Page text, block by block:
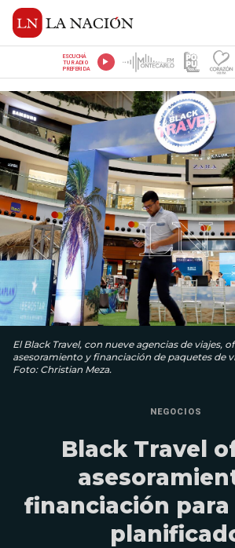
ESCUCHÁ
TU RADIO
PREFERIDA
El Black Travel, con nueve agencias de viajes,
asesoramiento y financiación de paquetes de
Foto: Christian Meza.
NEGOCIOS
Black Travel
financiación para